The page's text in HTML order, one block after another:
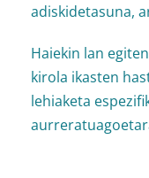
adiskidetasuna,
Haiekin lan
kirola ikasten
lehiaketa